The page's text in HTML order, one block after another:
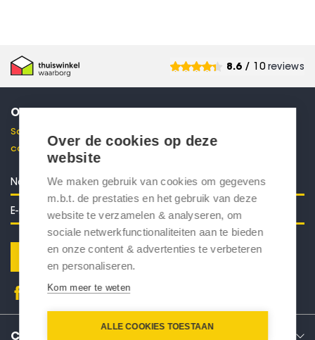
8.6/ 10 reviews
ONTVANG 10% KORTING
Schrijf je in voor onze nieuwsbrief en ontvang direct een
code voor 10% korting in je mailbox.
CONTACT
Over de cookies op deze
website
We maken gebruik van cookies om gegevens
m.b.t. de prestaties en het gebruik van deze
website te verzamelen & analyseren, om
sociale netwerkfunctionaliteiten aan te bieden
en onze content & advertenties te verbeteren
en personaliseren.
Kom meer te weten
ALLE COOKIES TOESTAAN